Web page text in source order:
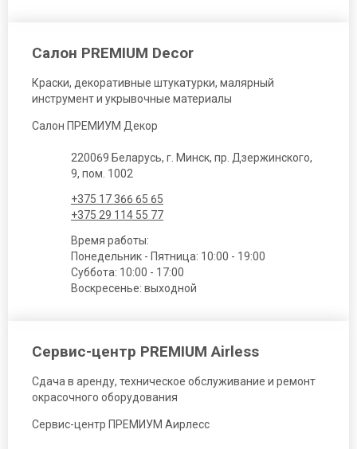
Салон PREMIUM Decor
Краски, декоративные штукатурки, малярный
инструмент и укрывочные материалы
Салон ПРЕМИУМ Декор
220069 Беларусь, г. Минск, пр. Дзержинского,
9, пом. 1002
+375 17 366 65 65
+375 29 114 55 77
Время работы:
Понедельник - Пятница: 10:00 - 19:00
Суббота: 10:00 - 17:00
Воскресенье: выходной
Сервис-центр PREMIUM Airless
Сдача в аренду, техническое обслуживание и ремонт
окрасочного оборудования
Сервис-центр ПРЕМИУМ Аирлесс